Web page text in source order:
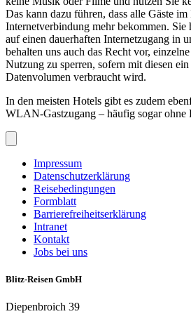
Das kann dazu führen, dass alle Gäste
Internetverbindung mehr bekommen. Sie
auf einen dauerhaften Internetzugang in
behalten uns auch das Recht vor,
Nutzung zu sperren, sofern mit diesen
Datenvolumen verbraucht wird.
In den meisten Hotels gibt es zudem
WLAN-Gastzugang – häufig sogar ohne
Impressum
Datenschutzerklärung
Reisebedingungen
Formblatt
Barrierefreiheitserklärung
Intranet
Kontakt
Jobs bei uns
Blitz-Reisen GmbH
Diepenbroich 39